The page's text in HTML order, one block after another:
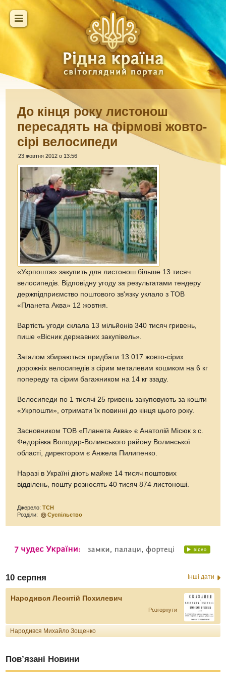
До кінця року листонош
пересадять на фірмові жовто-
сірі велосипеди
23 жовтня 2012 о 13:56
«Укрпошта» закупить для листонош більше 13 тисяч
велосипедів. Відповідну угоду за результатами тендеру
держпідприємство поштового зв'язку уклало з ТОВ
«Планета Аква» 12 жовтня.
Вартість угоди склала 13 мільйонів 340 тисяч гривень,
пише «Вісник державних закупівель».
Загалом збираються придбати 13 017 жовто-сірих
дорожніх велосипедів з сірим металевим кошиком на 6 кг
попереду та сірим багажником на 14 кг ззаду.
Велосипеди по 1 тисячі 25 гривень закуповують за кошти
«Укрпошти», отримати їх повинні до кінця цього року.
Засновником ТОВ «Планета Аква» є Анатолій Місюк з с.
Федорівка Володар-Волинського району Волинської
області, директором є Анжела Пилипенко.
Наразі в Україні діють майже 14 тисяч поштових
відділень, пошту розносять 40 тисяч 874 листоноші.
Джерело:ТСН
Розділи:
Суспільство
10 серпня Інші дати
Народився Леонтій Похилевич
Розгорнути
Народився Михайло Зощенко
Пов’язані Новини